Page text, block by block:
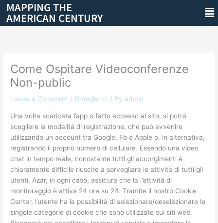
Skip
content
MAPPING THE
AMERICAN CENTURY
Come Ospitare Videoconferenze
Non-public
Leave a Comment / Omegle cc / By admin
Una volta scaricata l’app o fatto accesso al sito, si potrà
scegliere la modalità di registrazione, che può avvenire
utilizzando un account tra Google, Fb e Apple o, in alternativa,
registrando il proprio numero di cellulare. Essendo una video
chat in tempo reale, nonostante tutti gli accorgimenti è
chiaramente difficile riuscire a sorvegliare le attività di tutti gli
utenti. Azar, in ogni caso, assicura che la l’attività di
monitoraggio è attiva 24 ore su 24. Tramite il nostro Cookie
Center, l’utente ha la possibilità di selezionare/deselezionare le
singole categorie di cookie che sono utilizzate sui siti web.